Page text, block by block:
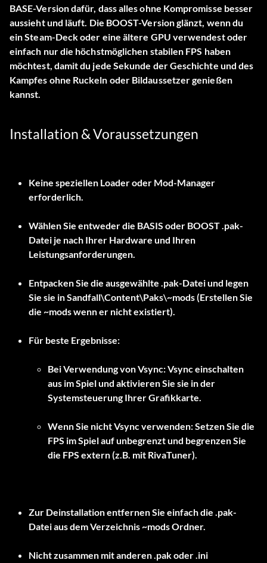
BASE-Version dafür, dass alles ohne Kompromisse besser
aussieht und läuft. Die BOOST-Version glänzt, wenn du
ein Steam-Deck oder eine ältere GPU verwendest oder
einfach nur die höchstmöglichen stabilen FPS haben
möchtest, damit du jede Sekunde der Geschichte und des
Kampfes ohne Ruckeln oder Bildaussetzer genießen
kannst.
Installation & Voraussetzungen
Keine speziellen Loader oder Mod-Manager
erforderlich.
Wählen Sie entweder die BASIS oder BOOST.pak-
Datei je nach Ihrer Hardware und Ihren
Leistungsanforderungen.
Entpacken Sie die ausgewählte .pak-Datei und legen
Sie sie inSandfall\Content\Paks\~mods(Erstellen Sie
die ~modswenn er nicht existiert).
Bei Verwendung von Vsync: Vsync einschalten
aus im Spiel und aktivieren Sie sie in der
Systemsteuerung Ihrer Grafikkarte.
Wenn Sie nicht Vsync verwenden: Setzen Sie die
FPS im Spiel auf unbegrenzt und begrenzen Sie
die FPS extern (z.B. mit RivaTuner).
Zur Deinstallation entfernen Sie einfach die .pak-
Datei aus dem Verzeichnis~modsOrdner.
Nicht zusammen mit anderen .pak oder .ini